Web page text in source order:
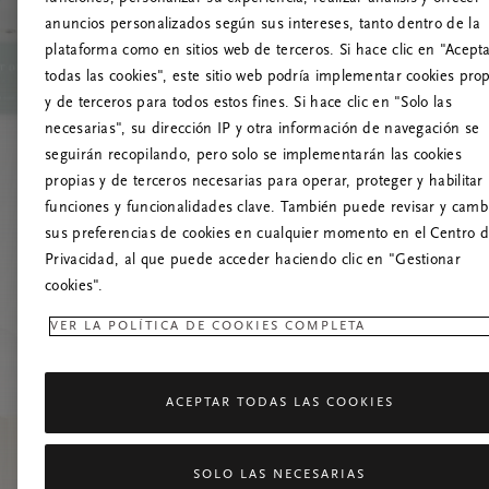
Prueba a
anuncios personalizados según sus intereses, tanto dentro de la
plataforma como en sitios web de terceros. Si hace clic en
todas las cookies", este sitio web podría implementar cookies
y de terceros para todos estos fines. Si hace clic en "Solo las
necesarias", su dirección IP y otra información de navegación se
seguirán recopilando, pero solo se implementarán las cookies
propias y de terceros necesarias para operar, proteger y habilitar
funciones y funcionalidades clave. También puede revisar y
sus preferencias de cookies en cualquier momento en el Centro
Privacidad, al que puede acceder haciendo clic en "Gestionar
cookies".
VER LA POLÍTICA DE COOKIES COMPLETA
ACEPTAR TODAS LAS COOKIES
SOLO LAS NECESARIAS